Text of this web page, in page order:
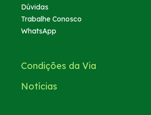
Dúvidas
Trabalhe Conosco
WhatsApp
Condições da Via
Notícias